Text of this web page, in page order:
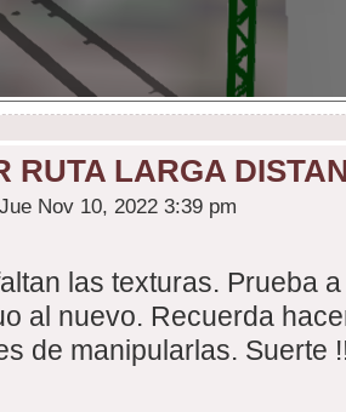
RUTA LARGA
Nov 10, 2022 3:39 pm
las texturas. Prueba
al nuevo. Recuerda
de manipularlas. Suerte